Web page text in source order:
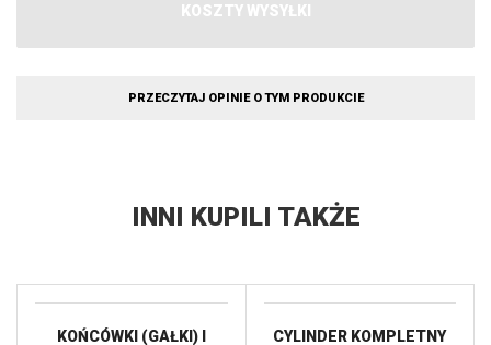
KOSZTY WYSYŁKI
PRZECZYTAJ OPINIE O TYM PRODUKCIE
INNI KUPILI TAKŻE
KOŃCÓWKI (GAŁKI) I
CYLINDER KOMPLETNY